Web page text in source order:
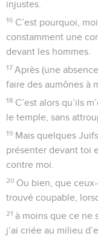
injustes.
16 C’est pourquoi,
constamment une
devant les hommes.
17 Après (une
faire des aumônes à
18 C’est alors qu’ils
le temple, sans
19 Mais quelques
présenter devant toi
contre moi.
20 Ou bien, que
trouvé coupable,
21 à moins que ce ne
j’ai criée au milieu